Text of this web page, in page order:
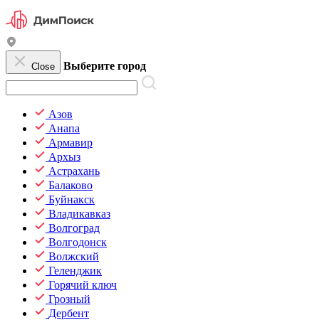
Close Выберите город
Азов
Анапа
Армавир
Архыз
Астрахань
Балаково
Буйнакск
Владикавказ
Волгоград
Волгодонск
Волжский
Геленджик
Горячий ключ
Грозный
Дербент